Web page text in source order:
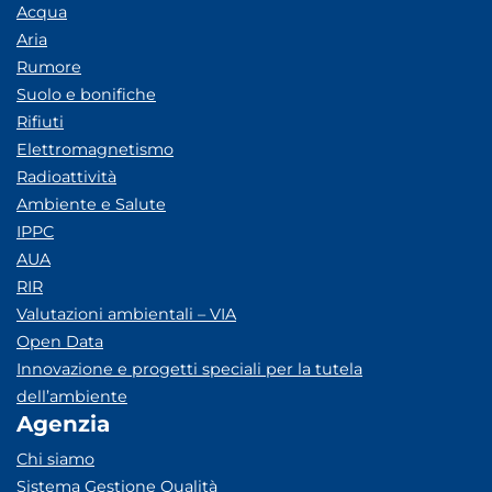
Acqua
Aria
Rumore
Suolo e bonifiche
Rifiuti
Elettromagnetismo
Radioattività
Ambiente e Salute
IPPC
AUA
RIR
Valutazioni ambientali – VIA
Open Data
Innovazione e progetti speciali per la tutela
dell’ambiente
Agenzia
Chi siamo
Sistema Gestione Qualità